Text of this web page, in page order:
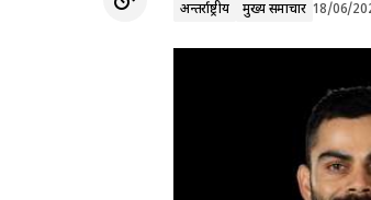
अन्तर्राष्ट्रीय मुख्य समाचार 18/06/